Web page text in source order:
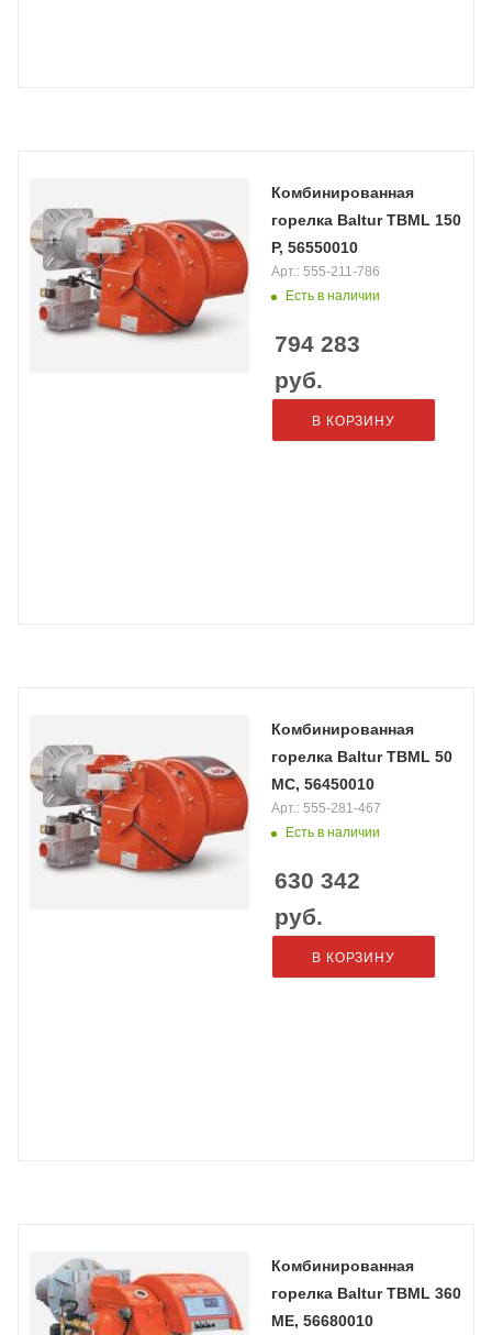
Комбинированная
горелка Baltur TBML 150
P, 56550010
Есть в наличии
Арт.: 555-211-786
794 283
руб.
В КОРЗИНУ
Комбинированная
горелка Baltur TBML 50
MC, 56450010
Есть в наличии
Арт.: 555-281-467
630 342
руб.
В КОРЗИНУ
Комбинированная
горелка Baltur TBML 360
ME, 56680010